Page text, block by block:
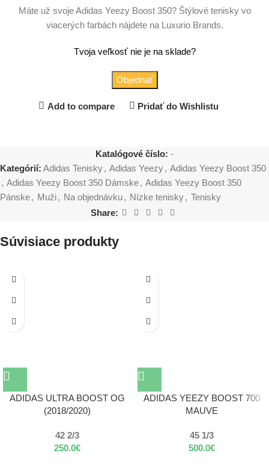
Máte už svoje Adidas Yeezy Boost 350? Štýlové tenisky vo
viacerých farbách nájdete na Luxurio Brands.
Tvoja veľkosť nie je na sklade?
Objednať
Add to compare Pridať do Wishlistu
Katalógové číslo: -
Kategórií: Adidas Tenisky, Adidas Yeezy, Adidas Yeezy Boost 350
, Adidas Yeezy Boost 350 Dámske, Adidas Yeezy Boost 350
Pánske, Muži, Na objednávku, Nízke tenisky, Tenisky
Share:
Súvisiace produkty
ADIDAS ULTRA BOOST OG
(2018/2020)
42 2/3
250.0€
ADIDAS YEEZY BOOST 700
MAUVE
45 1/3
500.0€